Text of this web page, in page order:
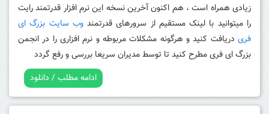
زیادی همراه است ، هم اکنون آخرین نسخه این نرم افزار قدرتمند رایت
را میتوانید با لینک مستقیم از سرورهای قدرتمندوب سایت بزرگ ای
فری دریافت کنید و هرگونه مشکلات مربوطه و نرم افزاری را در انجمن
بزرگ ای فری مطرح کنید تا توسط مدیران سریعا بررسی و رفع گردد
ادامه مطلب / دانلود